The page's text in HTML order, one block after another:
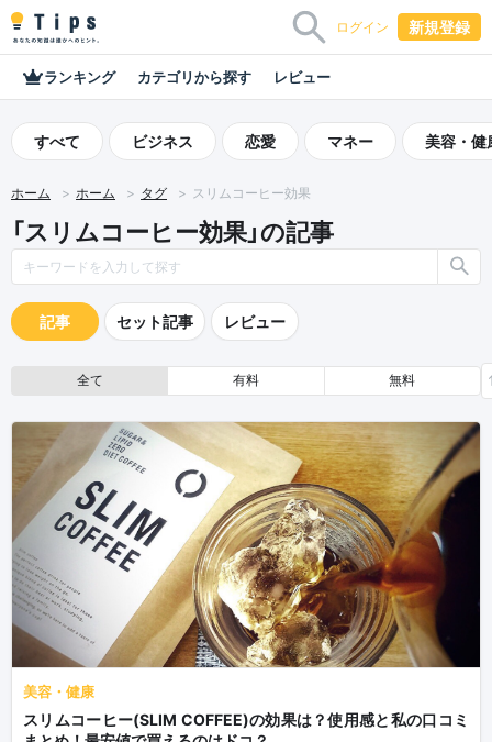
ログイン 新規登録
ランキング カテゴリから探す レビュー
すべて ビジネス 恋愛 マネー 美容・健
ホーム ホーム タグ スリムコーヒー効果
「スリムコーヒー効果」の記事
記事 セット記事 レビュー
全て 有料 無料
美容・健康
スリムコーヒー(SLIM COFFEE)の効果は？使用感と私の口コミ